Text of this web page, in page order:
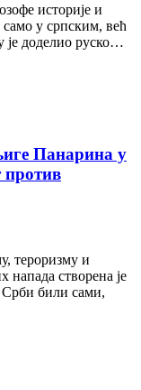
историје и
само у српским, већ
доделио руско…
Панарина у
против
тероризму и
напада створена је
Срби били сами,